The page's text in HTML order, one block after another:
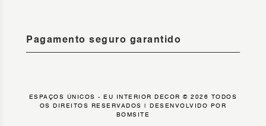
Pagamento seguro garantido
ESPAÇOS ÚNICOS - EU INTERIOR DECOR © 2026 TODOS
OS DIREITOS RESERVADOS | DESENVOLVIDO POR
BOMSITE